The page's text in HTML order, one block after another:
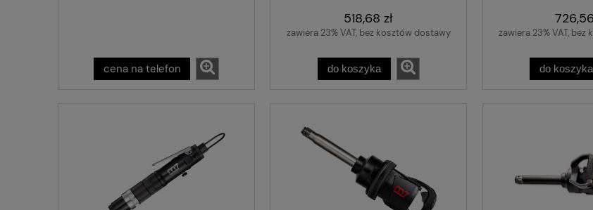
cena na telefon
518,68 zł
zawiera 23% VAT, bez kosztów dostawy
do koszyka
zawiera 23% VAT,
do koszyka
do